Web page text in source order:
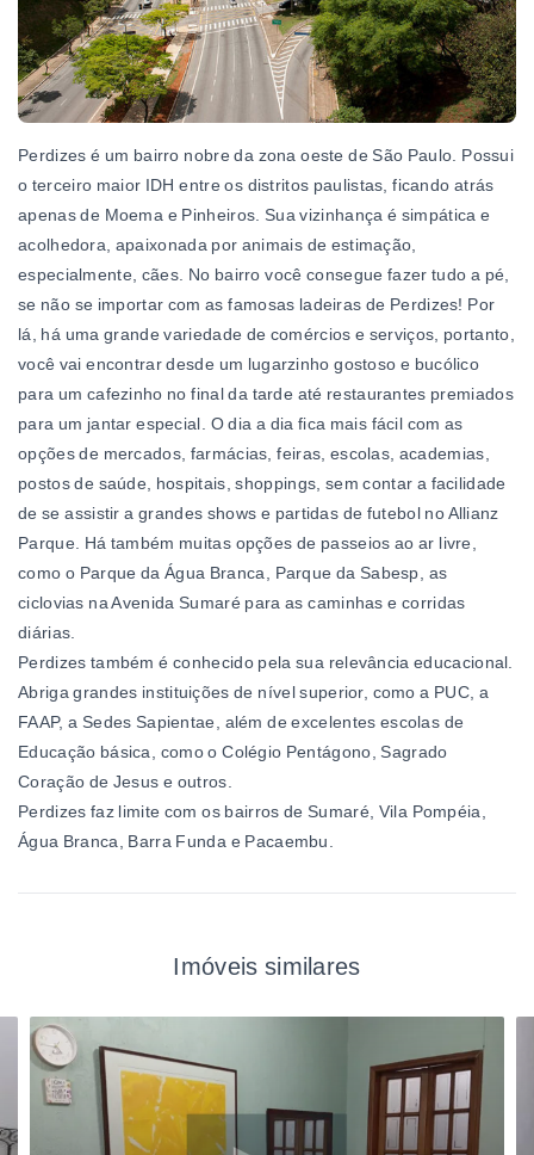
Perdizes é um bairro nobre da zona oeste de São Paulo. Possui
o terceiro maior IDH entre os distritos paulistas, ficando atrás
apenas de Moema e Pinheiros. Sua vizinhança é simpática e
acolhedora, apaixonada por animais de estimação,
especialmente, cães. No bairro você consegue fazer tudo a pé,
se não se importar com as famosas ladeiras de Perdizes! Por
lá, há uma grande variedade de comércios e serviços, portanto,
você vai encontrar desde um lugarzinho gostoso e bucólico
para um cafezinho no final da tarde até restaurantes premiados
para um jantar especial. O dia a dia fica mais fácil com as
opções de mercados, farmácias, feiras, escolas, academias,
postos de saúde, hospitais, shoppings, sem contar a facilidade
de se assistir a grandes shows e partidas de futebol no Allianz
Parque. Há também muitas opções de passeios ao ar livre,
como o Parque da Água Branca, Parque da Sabesp, as
ciclovias na Avenida Sumaré para as caminhas e corridas
diárias.
Perdizes também é conhecido pela sua relevância educacional.
Abriga grandes instituições de nível superior, como a PUC, a
FAAP, a Sedes Sapientae, além de excelentes escolas de
Educação básica, como o Colégio Pentágono, Sagrado
Coração de Jesus e outros.
Perdizes faz limite com os bairros de Sumaré, Vila Pompéia,
Água Branca, Barra Funda e Pacaembu.
Imóveis similares